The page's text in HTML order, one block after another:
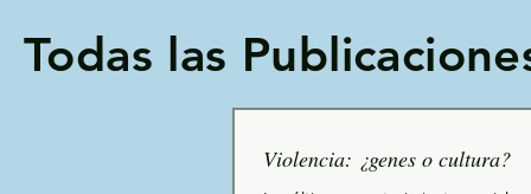
Todas las
Violencia: ¿genes o cultura?